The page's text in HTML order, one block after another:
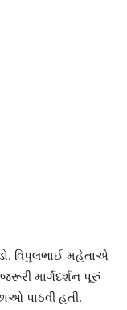
ડો. વિપુલભાઈ મહેતાએ
માર્ગદર્શન પૂરું
પાઠવી હતી.